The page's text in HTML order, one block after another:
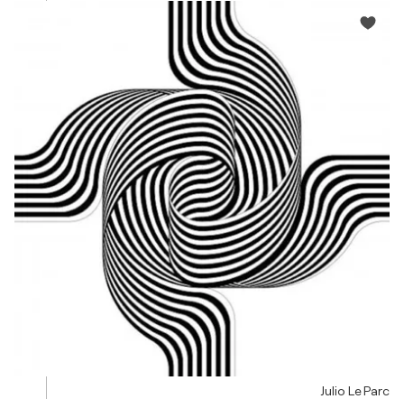
Julio Le Parc